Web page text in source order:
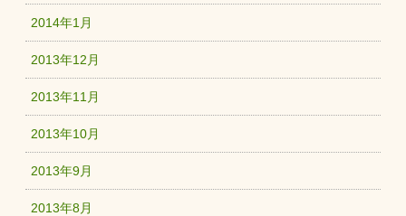
2014年1月
2013年12月
2013年11月
2013年10月
2013年9月
2013年8月